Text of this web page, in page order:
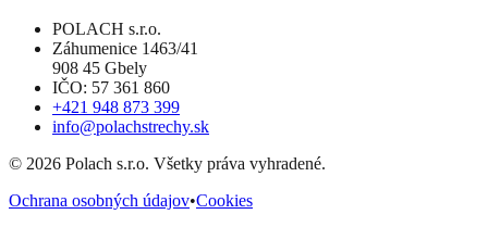
POLACH s.r.o.
Záhumenice 1463/41
908 45 Gbely
IČO: 57 361 860
+421 948 873 399
info@polachstrechy.sk
© 2026 Polach s.r.o. Všetky práva vyhradené.
Ochrana osobných údajov•Cookies